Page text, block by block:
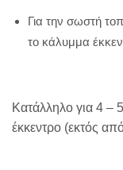
Για την σωστή
το κάλυμμα
Κατάλληλο για 4 –
έκκεντρο (εκτός